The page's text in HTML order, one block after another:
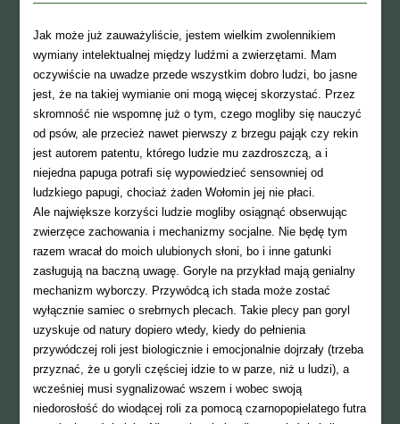
Jak może już zauważyliście, jestem wielkim zwolennikiem
wymiany intelektualnej między ludźmi a zwierzętami. Mam
oczywiście na uwadze przede wszystkim dobro ludzi, bo jasne
jest, że na takiej wymianie oni mogą więcej skorzystać. Przez
skromność nie wspomnę już o tym, czego mogliby się nauczyć
od psów, ale przecież nawet pierwszy z brzegu pająk czy rekin
jest autorem patentu, którego ludzie mu zazdroszczą, a i
niejedna papuga potrafi się wypowiedzieć sensowniej od
ludzkiego papugi, chociaż żaden Wołomin jej nie płaci.
Ale największe korzyści ludzie mogliby osiągnąć obserwując
zwierzęce zachowania i mechanizmy socjalne. Nie będę tym
razem wracał do moich ulubionych słoni, bo i inne gatunki
zasługują na baczną uwagę. Goryle na przykład mają genialny
mechanizm wyborczy. Przywódcą ich stada może zostać
wyłącznie samiec o srebrnych plecach. Takie plecy pan goryl
uzyskuje od natury dopiero wtedy, kiedy do pełnienia
przywódczej roli jest biologicznie i emocjonalnie dojrzały (trzeba
przyznać, że u goryli częściej idzie to w parze, niż u ludzi), a
wcześniej musi sygnalizować wszem i wobec swoją
niedorosłość do wiodącej roli za pomocą czarnopopielatego futra